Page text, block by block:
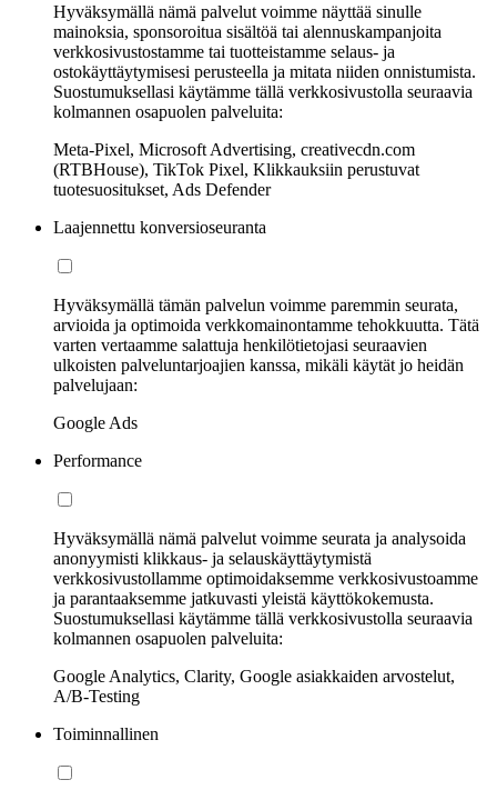
Hyväksymällä nämä palvelut voimme näyttää sinulle
mainoksia, sponsoroitua sisältöä tai alennuskampanjoita
verkkosivustostamme tai tuotteistamme selaus- ja
ostokäyttäytymisesi perusteella ja mitata niiden onnistumista.
Suostumuksellasi käytämme tällä verkkosivustolla seuraavia
kolmannen osapuolen palveluita:
Meta-Pixel, Microsoft Advertising, creativecdn.com
(RTBHouse), TikTok Pixel, Klikkauksiin perustuvat
tuotesuositukset, Ads Defender
Laajennettu konversioseuranta
Hyväksymällä tämän palvelun voimme paremmin seurata,
arvioida ja optimoida verkkomainontamme tehokkuutta. Tätä
varten vertaamme salattuja henkilötietojasi seuraavien
ulkoisten palveluntarjoajien kanssa, mikäli käytät jo heidän
palvelujaan:
Google Ads
Performance
Hyväksymällä nämä palvelut voimme seurata ja analysoida
anonyymisti klikkaus- ja selauskäyttäytymistä
verkkosivustollamme optimoidaksemme verkkosivustoamme
ja parantaaksemme jatkuvasti yleistä käyttökokemusta.
Suostumuksellasi käytämme tällä verkkosivustolla seuraavia
kolmannen osapuolen palveluita:
Google Analytics, Clarity, Google asiakkaiden arvostelut,
A/B-Testing
Toiminnallinen